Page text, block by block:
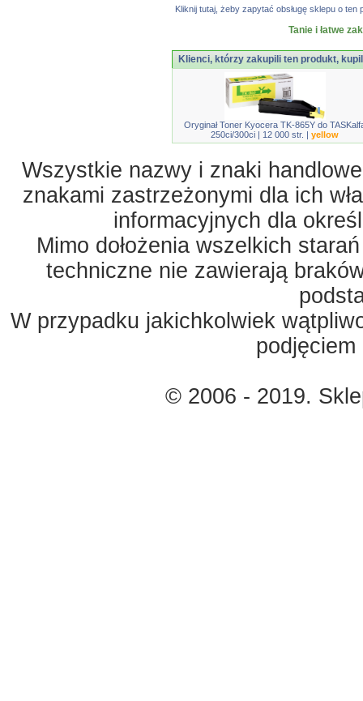
Kliknij tutaj, żeby zapytać obsługę sklepu o
Tanie i łatwe
Klienci, którzy zakupili ten produkt,
Oryginał Toner Kyocera TK-865Y do
250ci/300ci | 12 000 str. | yellow
Wszystkie nazwy i znaki
znakami zastrzeżonymi dla ich
informacyjnych dla
Mimo dołożenia wszelkich
techniczne nie zawierają
W przypadku jakichkolwiek
© 2006 - 2019.